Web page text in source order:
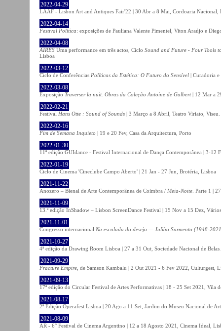
2022-04-29
LAAF - Lisbon Art and Antiques Fair'22 | 30 Abr a 8 Mai, Cordoaria Nacional,
2022-04-14
Festival Política: exposições de Pauliana Valente Pimentel, Viton Araújo e
2022-04-08
AIRES Uma performance em três actos, Ciclo Sound and Future - Four Tools
Lisboa
2022-03-12
Ciclo de Conferências Políticas da Estética: O Futuro do Sensível | Curadoria
2022-03-08
Exposição Traverser la nuit. Obras da Coleção Antoine de Galbert | 12 Mar a
2022-02-21
Festival Hans Otte : Sound of Sounds | 3 Março a 8 Abril, Teatro Viriato, Viseu.
2022-02-16
Fim de Semana Inquieto | 19 e 20 Fev, Casa da Arquitectura, Porto
2022-01-30
11ª edição GUIdance - Festival Internacional de Dança Contemporânea | 3-12
2022-01-19
Ciclo de Cinema 'Cineclube Campo Aberto' | 21 Jan - 27 Jun, Brotéria, Lisboa
2021-11-22
Anozero – Bienal de Arte Contemporânea de Coimbra / Meia-Noite . Parte 1 |
2021-11-09
13.ª edição InShadow – Lisbon ScreenDance Festival | 15 Nov a 15 Dez,
2021-11-01
Congresso internacional Na escalada do desejo — Julião Sarmento (1948-
2021-10-27
4ª edição da Drawing Room Lisboa | 27 a 31 Out, Sociedade Nacional de
2021-09-29
Fracture Empire , de Samson Kambalu | 2 Out 2021 - 6 Fev 2022, Culturgest,
2021-09-13
17ª edição do Circular Festival de Artes Performativas | 18 - 25 Set 2021, Vila
2021-08-17
2ª Edição Operafest Lisboa | 20 Ago a 11 Set, Jardim do Museu Nacional de
2021-08-09
AR - 6° Festival de Cinema Argentino | 12 a 18 Agosto 2021, Cinema Ideal,